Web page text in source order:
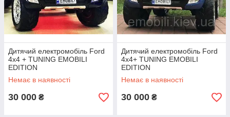
Дитячий електромобіль Ford
4х4 + TUNING EMOBILI
EDITION
Немає в наявності
30 000 ₴
Дитячий електромобіль Ford
4х4+ TUNING EMOBILI
EDITION
Немає в наявності
30 000 ₴